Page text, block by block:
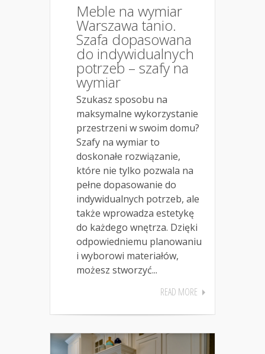
Meble na wymiar
Warszawa tanio.
Szafa dopasowana
do indywidualnych
potrzeb – szafy na
wymiar
Szukasz sposobu na
maksymalne wykorzystanie
przestrzeni w swoim domu?
Szafy na wymiar to
doskonałe rozwiązanie,
które nie tylko pozwala na
pełne dopasowanie do
indywidualnych potrzeb, ale
także wprowadza estetykę
do każdego wnętrza. Dzięki
odpowiedniemu planowaniu
i wyborowi materiałów,
możesz stworzyć...
READ MORE